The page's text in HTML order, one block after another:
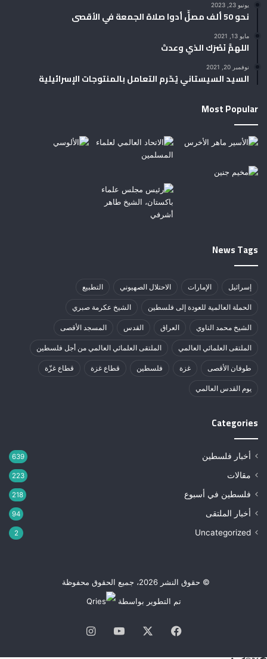
يونيو 23, 2023
نحو 50 ألف مصلٍّ أدوا صلاة الجمعة في الأقصى
مايو 13, 2021
اللهمَّ نَصْرَك الذي وعدتَ
نوفمبر 20, 2021
السيد السيستاني يُحّرم التعامل بالمنتوجات الإسرائيلية
Most Popular
News Tags
إسرائيل الإمارات الاحتلال الصهيوني التطبيع
الحملة العالمية للعودة إلى فلسطين الشيخ عكرمة صبري
الشيخ محمد الناوي العراق القدس المسجد الأقصى
الملتقى العلمائي العالمي الملتقى العلمائي العالمي من أجل فلسطين
طوفان الأقصى غزة فلسطين قطاع غزة قطاع غزّة
يوم القدس العالمي
Categories
أخبار فلسطين 639
مقالات 223
فلسطين في أسبوع 218
أخبار الملتقى 94
Uncategorized
2
© حقوق النشر 2026، جميع الحقوق محفوظة
تم التطوير بواسطة
فيسبوك ‫YouTubeانستقرام